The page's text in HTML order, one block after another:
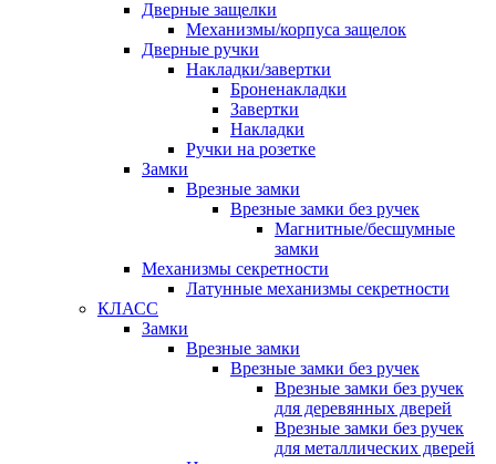
Дверные защелки
Механизмы/корпуса защелок
Дверные ручки
Накладки/завертки
Броненакладки
Завертки
Накладки
Ручки на розетке
Замки
Врезные замки
Врезные замки без ручек
Магнитные/бесшумные
замки
Механизмы секретности
Латунные механизмы секретности
КЛАСС
Замки
Врезные замки
Врезные замки без ручек
Врезные замки без ручек
для деревянных дверей
Врезные замки без ручек
для металлических дверей